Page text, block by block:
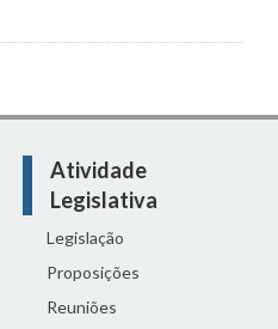
Atividade
Legislativa
Legislação
Proposições
Reuniões